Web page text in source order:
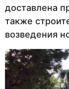
доставлена
также
возведения